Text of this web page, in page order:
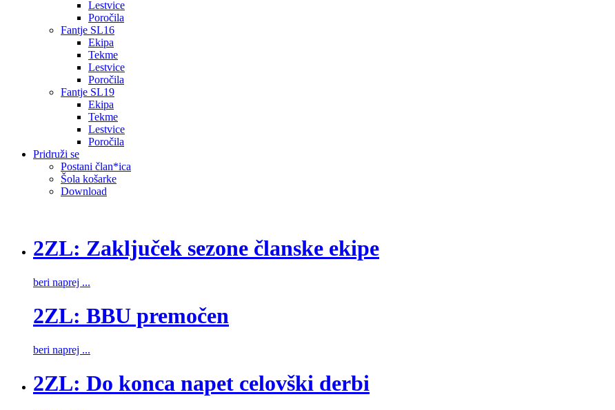
Lestvice
Poročila
Fantje SL16
Ekipa
Tekme
Lestvice
Poročila
Fantje SL19
Ekipa
Tekme
Lestvice
Poročila
Pridruži se
Postani član*ica
Šola košarke
Download
2ZL: Zaključek sezone članske ekipe
beri naprej ...
2ZL: BBU premočen
beri naprej ...
2ZL: Do konca napet celovški derbi